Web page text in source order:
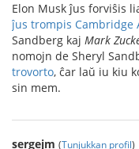
Elon Musk ĵus forviŝis
ĵus trompis Cambridge
Sandberg kaj Mark
nomojn de Sheryl
trovorto, ĉar laŭ iu kiu
sin mem.
sergejm (Tunjukkan profil)